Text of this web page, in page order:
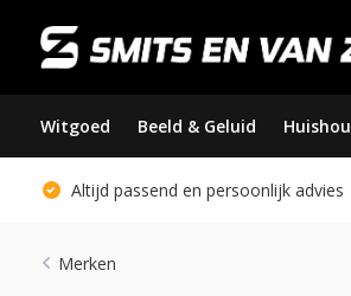
Witgoed Beeld & Geluid
Altijd passend en persoonlijk advies
Merken